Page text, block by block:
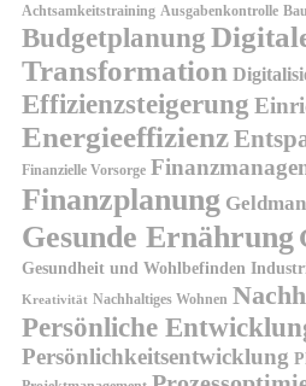
Achtsamkeitstraining Ausgabenkontrolle
Budgetplanung
Transformation
Effizienzsteigerung
Energieeffizienz
Finanzielle Vorsorge
Finanzplanung
Gesunde Ernährung
Gesundheit und Wohlbefinden
Kreativität Nachhaltiges Wohnen
Persönliche
Persönlichkeitsentwicklung